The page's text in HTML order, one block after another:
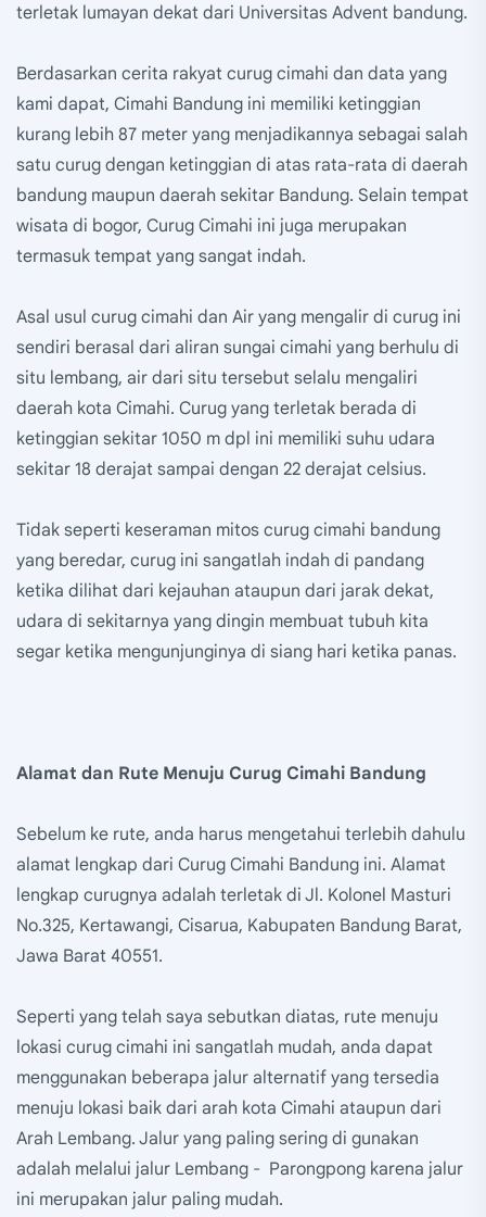
terletak lumayan dekat dari Universitas Advent bandung.
Berdasarkan cerita rakyat curug cimahi dan data yang
kami dapat, Cimahi Bandung ini memiliki ketinggian
kurang lebih 87 meter yang menjadikannya sebagai salah
satu curug dengan ketinggian di atas rata-rata di daerah
bandung maupun daerah sekitar Bandung. Selain tempat
wisata di bogor, Curug Cimahi ini juga merupakan
termasuk tempat yang sangat indah.
Asal usul curug cimahi dan Air yang mengalir di curug ini
sendiri berasal dari aliran sungai cimahi yang berhulu di
situ lembang, air dari situ tersebut selalu mengaliri
daerah kota Cimahi. Curug yang terletak berada di
ketinggian sekitar 1050 m dpl ini memiliki suhu udara
sekitar 18 derajat sampai dengan 22 derajat celsius.
Tidak seperti keseraman mitos curug cimahi bandung
yang beredar, curug ini sangatlah indah di pandang
ketika dilihat dari kejauhan ataupun dari jarak dekat,
udara di sekitarnya yang dingin membuat tubuh kita
segar ketika mengunjunginya di siang hari ketika panas.
Alamat dan Rute Menuju Curug Cimahi Bandung
Sebelum ke rute, anda harus mengetahui terlebih dahulu
alamat lengkap dari Curug Cimahi Bandung ini. Alamat
lengkap curugnya adalah terletak di Jl. Kolonel Masturi
No.325, Kertawangi, Cisarua, Kabupaten Bandung Barat,
Jawa Barat 40551.
Seperti yang telah saya sebutkan diatas, rute menuju
lokasi curug cimahi ini sangatlah mudah, anda dapat
menggunakan beberapa jalur alternatif yang tersedia
menuju lokasi baik dari arah kota Cimahi ataupun dari
Arah Lembang. Jalur yang paling sering di gunakan
adalah melalui jalur Lembang - Parongpong karena jalur
ini merupakan jalur paling mudah.